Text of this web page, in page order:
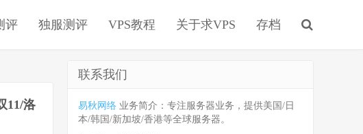
评 独服测评 VPS教程 关于求VPS 存档
11/洛
联系我们
易秋网络 业务简介：专注服务器业务，提供美国/日
本/韩国/新加坡/香港等全球服务器。